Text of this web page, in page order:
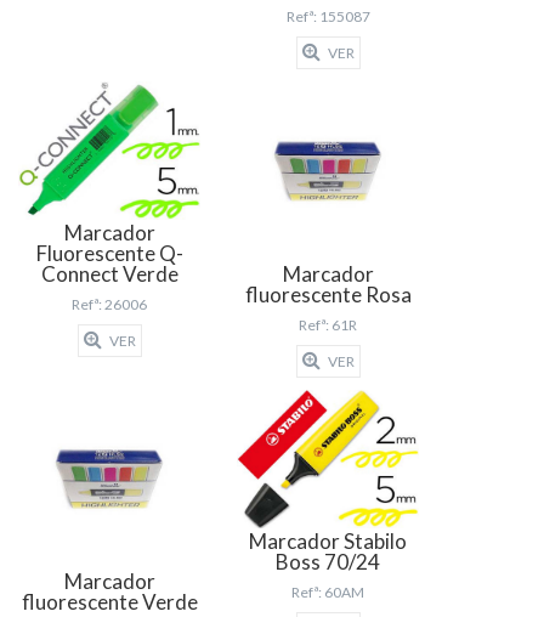
Refª: 155087
VER
Marcador
Fluorescente Q-
Connect Verde
Refª: 26006
VER
Marcador
fluorescente Rosa
Refª: 61R
VER
Marcador
fluorescente Verde
Marcador Stabilo
Boss 70/24
Refª: 60AM